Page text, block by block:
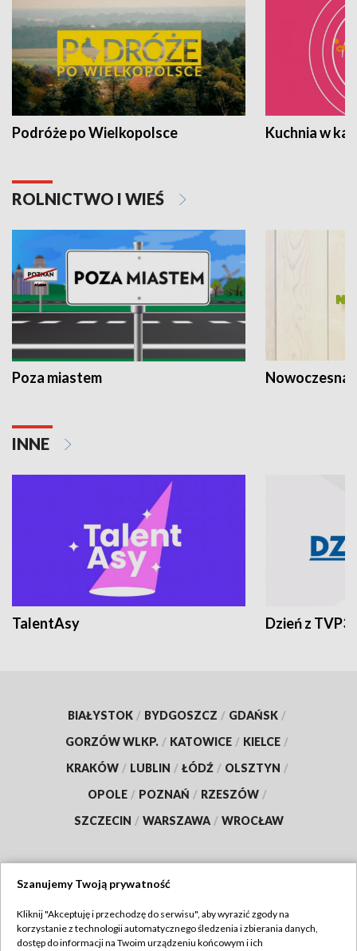
Podróże po Wielkopolsce Kuchnia w
ROLNICTWO I WIEŚ
Poza miastem Nowoczesna
INNE
TalentAsy Dzień z TVP3
BIAŁYSTOK / BYDGOSZCZ / GDAŃSK /
GORZÓW WLKP. / KATOWICE / KIELCE /
KRAKÓW / LUBLIN / ŁÓDŹ / OLSZTYN /
OPOLE / POZNAŃ / RZESZÓW /
SZCZECIN / WARSZAWA / WROCŁAW
TVP
Szanujemy Twoją prywatność
Kliknij "Akceptuję i przechodzę do serwisu", aby wyrazić zgody na
korzystanie z technologii automatycznego śledzenia i zbierania danych,
dostęp do informacji na Twoim urządzeniu końcowym i ich